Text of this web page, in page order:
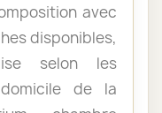
avec
disponibles,
selon les
de la